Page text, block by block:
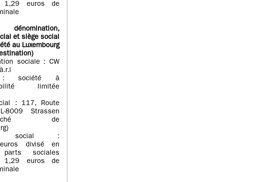
1,29 euros de
,
et siège social
au Luxembourg
)
sociale : CW
: société à
limitée
: 117, Route
8009 Strassen
Duché de
social :
divisé en
sociales
1,29 euros de